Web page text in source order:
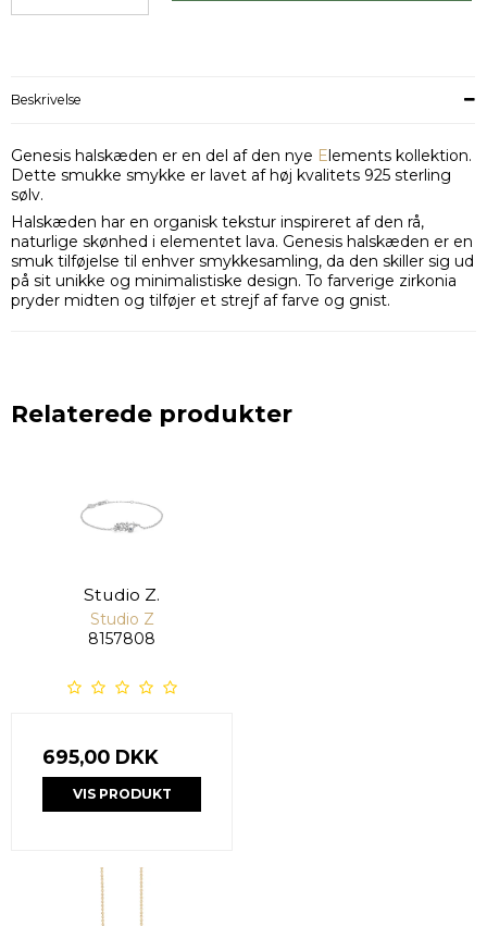
Beskrivelse
Genesis halskæden er en del af den nye Elements kollektion.
Dette smukke smykke er lavet af høj kvalitets 925 sterling
sølv.
Halskæden har en organisk tekstur inspireret af den rå,
naturlige skønhed i elementet lava. Genesis halskæden er en
smuk tilføjelse til enhver smykkesamling, da den skiller sig ud
på sit unikke og minimalistiske design. To farverige zirkonia
pryder midten og tilføjer et strejf af farve og gnist.
Relaterede produkter
Studio Z.
Studio Z
8157808
695,00 DKK
VIS PRODUKT